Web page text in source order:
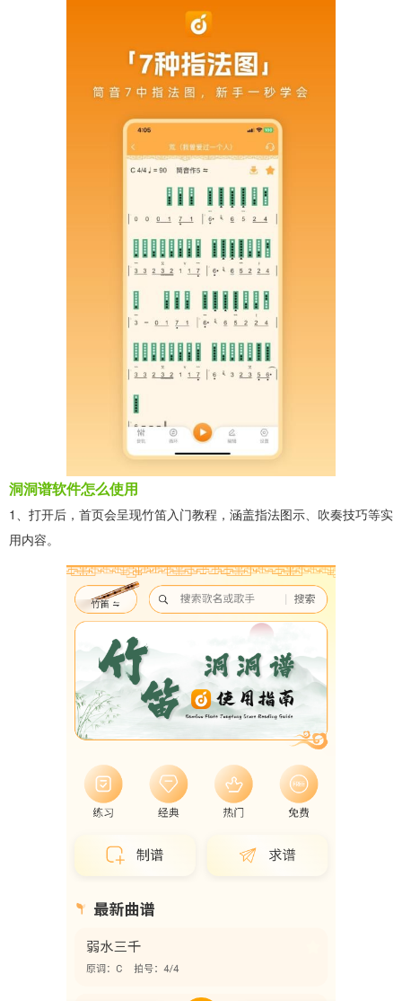
洞洞谱软件怎么使用
1、打开后，首页会呈现竹笛入门教程，涵盖指法图示、吹奏技巧等实
用内容。